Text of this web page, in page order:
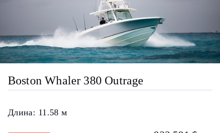
Boston Whaler 380 Outrage
Длина: 11.58 м